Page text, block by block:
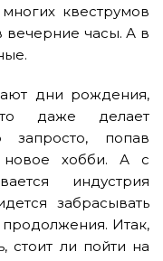
квеструмов
вечерние часы. А в
дни рождения,
то даже делает
попав
новое хобби. А с
индустрия
забрасывать
Итак,
стоит ли пойти на